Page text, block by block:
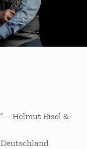
– Helmut Eisel &
Deutschland